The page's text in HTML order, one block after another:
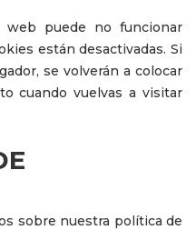
puede no funcionar
están desactivadas. Si
se volverán a colocar
cuando vuelvas a visitar
sobre nuestra política de